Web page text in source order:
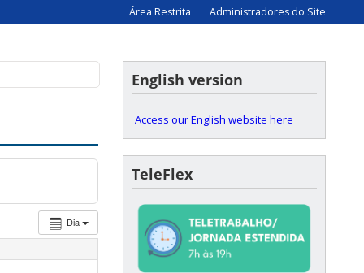
Área Restrita Administradores do Site
Dia
English version
Access our English website here
TeleFlex